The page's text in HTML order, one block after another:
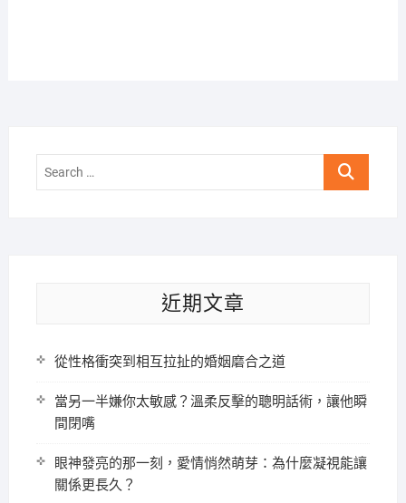
Search
近期文章
從性格衝突到相互拉扯的婚姻磨合之道
當另一半嫌你太敏感？溫柔反擊的聰明話術，讓他瞬
間閉嘴
眼神發亮的那一刻，愛情悄然萌芽：為什麼凝視能讓
關係更長久？